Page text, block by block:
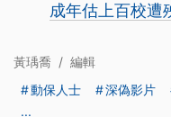
成年估上百校遭
黃瑀喬 / 編輯
動保人士
深偽影片
...